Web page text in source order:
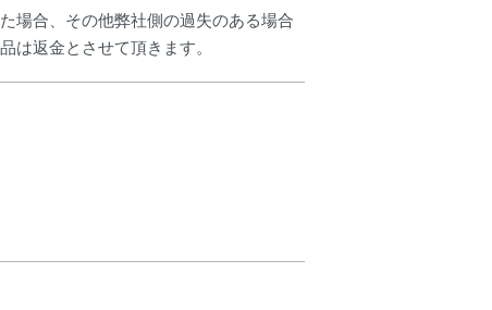
場合、その他弊社側の過失のある場合
は返金とさせて頂きます。